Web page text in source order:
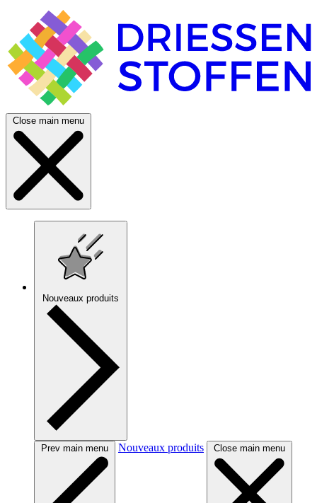
Close main menu
Nouveaux produits
Prev main menu Nouveaux produits Close main menu